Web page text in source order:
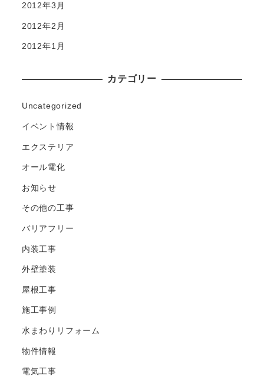
2012年3月
2012年2月
2012年1月
カテゴリー
Uncategorized
イベント情報
エクステリア
オール電化
お知らせ
その他の工事
バリアフリー
内装工事
外壁塗装
屋根工事
施工事例
水まわりリフォーム
物件情報
電気工事